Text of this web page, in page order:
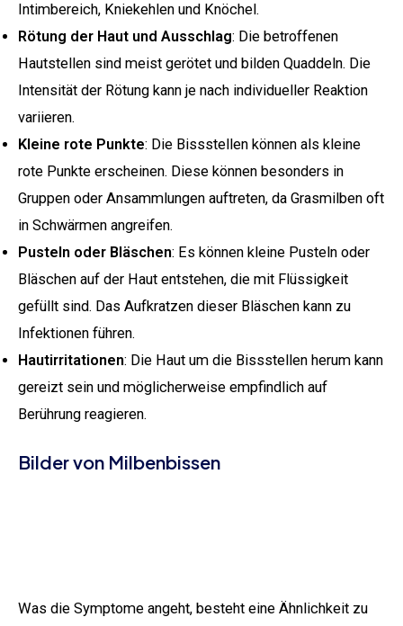
Intimbereich, Kniekehlen und Knöchel.
Rötung der Haut und Ausschlag: Die betroffenen
Hautstellen sind meist gerötet und bilden Quaddeln. Die
Intensität der Rötung kann je nach individueller Reaktion
variieren.
Kleine rote Punkte: Die Bissstellen können als kleine
rote Punkte erscheinen. Diese können besonders in
Gruppen oder Ansammlungen auftreten, da Grasmilben oft
in Schwärmen angreifen.
Pusteln oder Bläschen: Es können kleine Pusteln oder
Bläschen auf der Haut entstehen, die mit Flüssigkeit
gefüllt sind. Das Aufkratzen dieser Bläschen kann zu
Infektionen führen.
Hautirritationen: Die Haut um die Bissstellen herum kann
gereizt sein und möglicherweise empfindlich auf
Berührung reagieren.
Bilder von Milbenbissen
angreifen
Was die Symptome angeht, besteht eine Ähnlichkeit zu